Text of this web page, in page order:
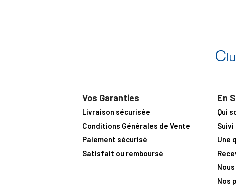
Vos Garanties
Livraison sécurisée
Conditions Générales de Vente
Paiement sécurisé
Satisfait ou remboursé
En
Qui
Suivi
Une
Nos